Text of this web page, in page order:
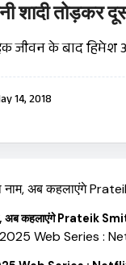
शादी तोड़कर
जीवन के बाद
14, 2018
अब कहलाएंगे Prateik